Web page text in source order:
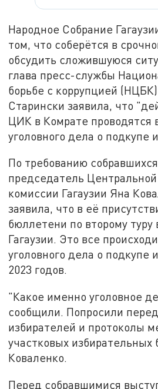
Народное Собрание
том, что соберётся в
обсудить сложившуюся
глава пресс-службы
борьбе с коррупцией
Старински заявила, что
ЦИК в Комрате проводятся
уголовного дела о подкупе
По требованию
председатель
комиссии Гагаузии Яна
заявила, что в её
бюллетени по второму
Гагаузии. Это все
уголовного дела о подкупе
2023 годов.
"Какое именно уголовное
сообщили. Попросили
избирателей и протоколы
участковых избирательных
Коваленко.
Перед собравшимися